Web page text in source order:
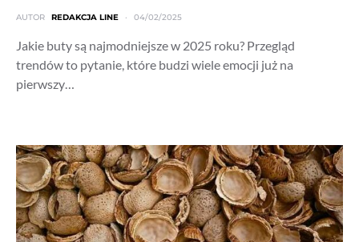
AUTOR REDAKCJA LINE 04/02/2025
Jakie buty są najmodniejsze w 2025 roku? Przegląd
trendów to pytanie, które budzi wiele emocji już na
pierwszy…